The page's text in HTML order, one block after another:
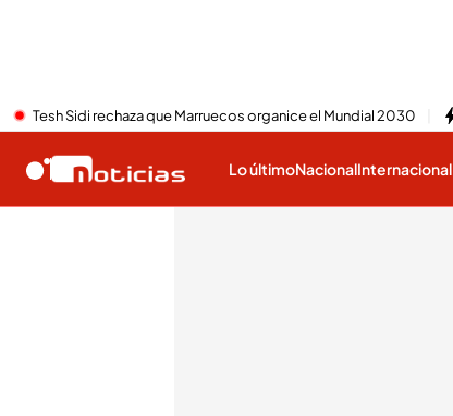
Tesh Sidi rechaza que Marruecos organice el Mundial 2030
Lo últimoNacionalInternacional